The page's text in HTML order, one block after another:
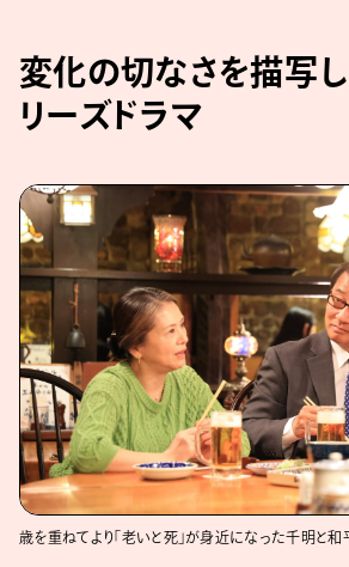
変化の切なさを描写
リーズドラマ
歳を重ねてより「老いと死」が身近になった千明と